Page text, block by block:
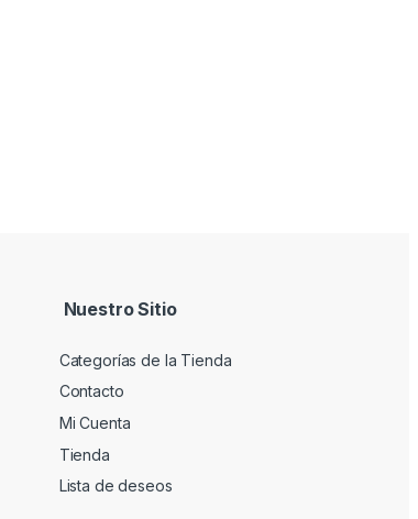
Nuestro Sitio
Categorías de la Tienda
Contacto
Mi Cuenta
Tienda
Lista de deseos